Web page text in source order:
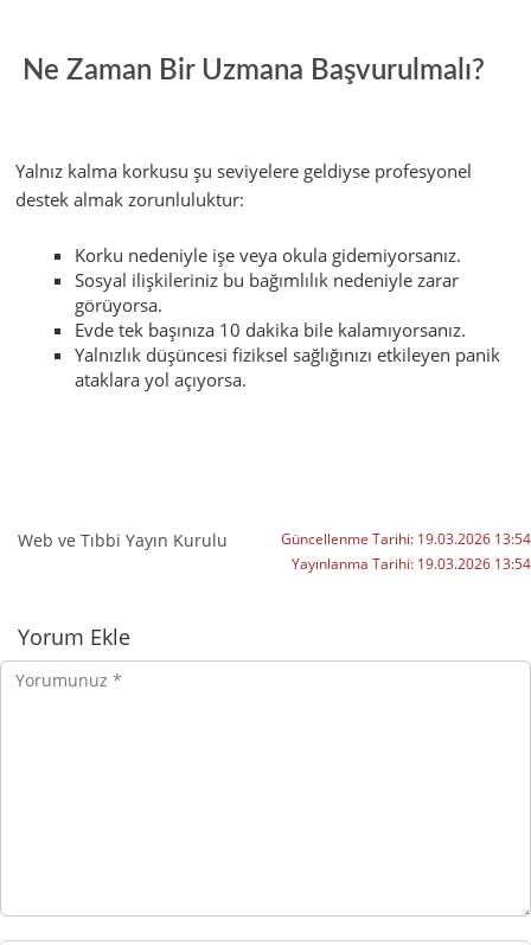
Ne Zaman Bir Uzmana Başvurulmalı?
Yalnız kalma korkusu şu seviyelere geldiyse profesyonel
destek almak zorunluluktur:
Korku nedeniyle işe veya okula gidemiyorsanız.
Sosyal ilişkileriniz bu bağımlılık nedeniyle zarar
görüyorsa.
Evde tek başınıza 10 dakika bile kalamıyorsanız.
Yalnızlık düşüncesi fiziksel sağlığınızı etkileyen panik
ataklara yol açıyorsa.
Web ve Tıbbi Yayın Kurulu Güncellenme Tarihi: 19.03.2026 13:54
Yayınlanma Tarihi: 19.03.2026 13:54
Yorumlar
Yorum Ekle
Yorumunuz